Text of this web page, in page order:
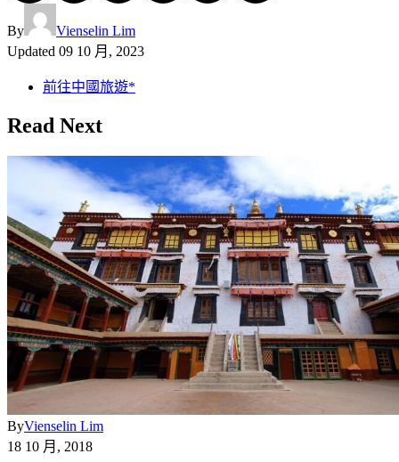
By
Vienselin Lim
Updated 09 10 月, 2023
前往中國旅遊*
Read Next
ByVienselin Lim
18 10 月, 2018